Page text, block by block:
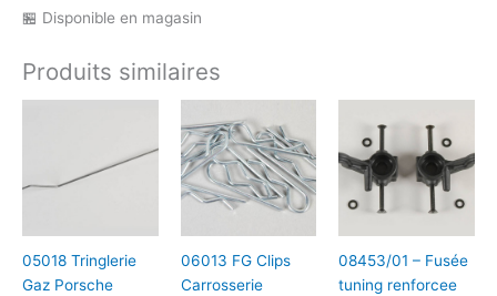
🏪 Disponible en magasin
Produits similaires
05018 Tringlerie
Gaz Porsche
06013 FG Clips
Carrosserie
08453/01 – Fusée
tuning renforcee